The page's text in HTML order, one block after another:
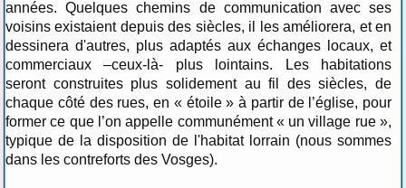
années. Quelques chemins de communication avec ses
voisins existaient depuis des siècles, il les améliorera, et en
dessinera d'autres, plus adaptés aux échanges locaux, et
commerciaux –ceux-là- plus lointains. Les habitations
seront construites plus solidement au fil des siècles, de
chaque côté des rues, en « étoile » à partir de l’église, pour
former ce que l’on appelle communément « un village rue »,
typique de la disposition de l'habitat lorrain (nous sommes
dans les contreforts des Vosges).